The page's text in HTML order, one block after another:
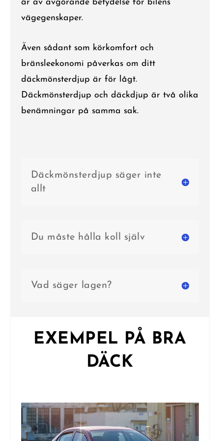
är av avgörande betydelse för bilens
vägegenskaper.
Även sådant som körkomfort och
bränsleekonomi påverkas om ditt
däckmönsterdjup är för lågt.
Däckmönsterdjup och däckdjup är två olika
benämningar på samma sak.
Däckmönsterdjup säger inte
allt
Du måste hålla koll själv
Vad säger lagen?
EXEMPEL PÅ BRA
DÄCK